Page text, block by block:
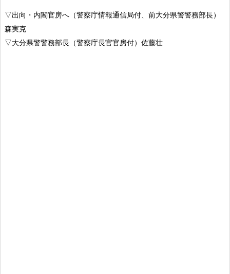
▽出向・内閣官房へ（警察庁情報通信局付、前大分県警警務部長）
森実克
▽大分県警警務部長（警察庁長官官房付）佐藤壮